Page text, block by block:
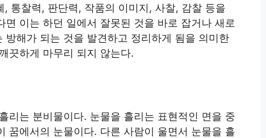
통찰력, 판단력, 작품의 이미지, 사찰, 감찰 등을
이는 하던 일에서 잘못된 것을 바로 잡거나 새로
해가 되는 것을 발견하고 정리하게 됨을 의미한
끗하게 마무리 되지 않는다.
리는 분비물이다. 눈물을 흘리는 표현적인 면을 중
꿈에서의 눈물이다. 다른 사람이 울면서 눈물을 흘